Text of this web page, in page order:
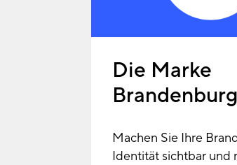
Die Marke
Machen Sie Ihre
Identität sichtbar und